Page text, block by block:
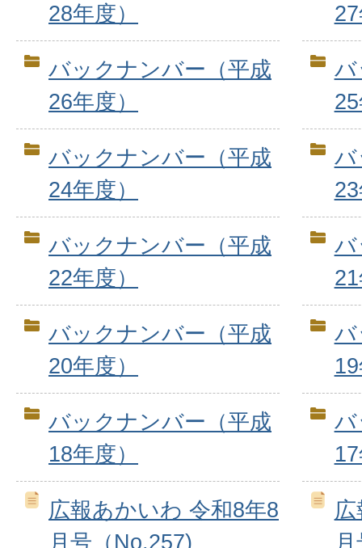
28年度）
バックナンバー（平成
26年度）
バ
バックナンバー（平成
24年度）
バ
バックナンバー（平成
22年度）
バ
バックナンバー（平成
20年度）
バ
バックナンバー（平成
18年度）
バ
広報あかいわ 令和8年8
月号（No.257)